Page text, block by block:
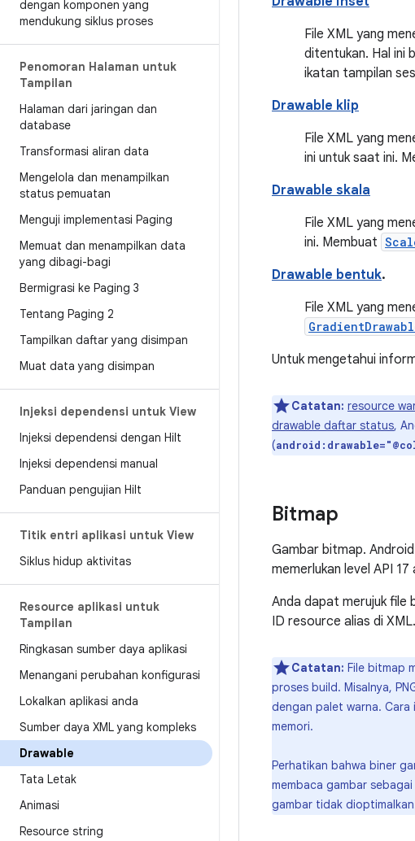
dengan komponen yang
mendukung siklus proses
Penomoran Halaman untuk
Tampilan
Halaman dari jaringan dan
database
Transformasi aliran data
Mengelola dan menampilkan
status pemuatan
Menguji implementasi Paging
Memuat dan menampilkan data
yang dibagi-bagi
Bermigrasi ke Paging 3
Tentang Paging 2
Tampilkan daftar yang disimpan
Muat data yang disimpan
Injeksi dependensi untuk View
Injeksi dependensi dengan Hilt
Injeksi dependensi manual
Panduan pengujian Hilt
Titik entri aplikasi untuk View
Siklus hidup aktivitas
Resource aplikasi untuk
Tampilan
Ringkasan sumber daya aplikasi
Menangani perubahan konfigurasi
Lokalkan aplikasi anda
Sumber daya XML yang kompleks
Drawable
Tata Letak
Animasi
Resource string
File XML yang
ditentukan. Hal ini
ikatan tampilan
Drawable klip
File XML yang
ini untuk saat ini.
Drawable skala
File XML yang
ini. Membuat
Drawable bentuk.
File XML yang
Untuk mengetahui
Catatan: resource
drawable daftar status,
(
Bitmap
Gambar bitmap.
memerlukan level API
Anda dapat merujuk file
ID resource alias di XML.
Catatan: File bitmap
proses build. Misalnya,
dengan palet warna.
memori.
Perhatikan bahwa biner
membaca gambar
gambar tidak